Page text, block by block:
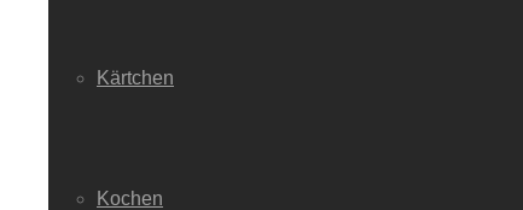
Kärtchen
Kochen